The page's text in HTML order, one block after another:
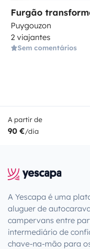
Furgão
Puygouzon
2 viajantes
Sem comentários
A partir de
90 €/dia
A Yescapa é uma
aluguer de
campervans entre
intermediário de
chave-na-mão para